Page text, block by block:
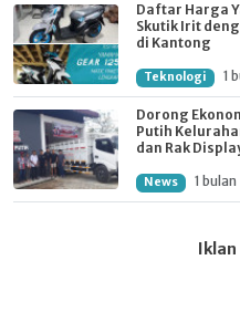
Daftar Harga
Skutik Irit
di Kantong
Teknologi 1
Dorong
Putih
dan Rak
News 1 bulan